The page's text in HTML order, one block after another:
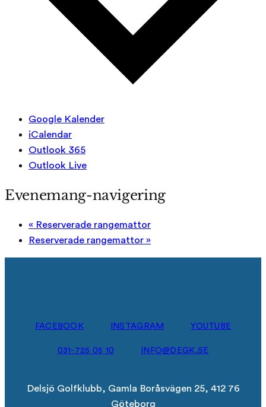
Google Kalender
iCalendar
Outlook 365
Outlook Live
Evenemang-navigering
« Reserverade rangemattor
Reserverade rangemattor »
FACEBOOK INSTAGRAM YOUTUBE
031-725 05 10 INFO@DEGK.SE
Delsjö Golfklubb, Gamla Boråsvägen 25, 412 76
Göteborg